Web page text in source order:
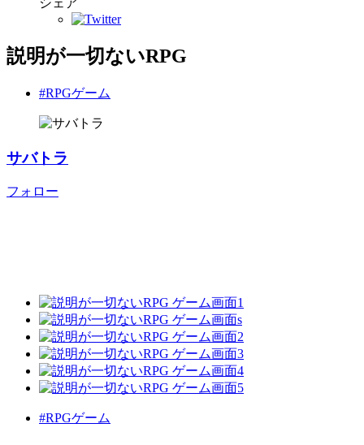
シェア
説明が一切ないRPG
#RPGゲーム
サバトラ
フォロー
#RPGゲーム